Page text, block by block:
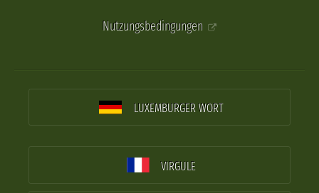
Nutzungsbedingungen
LUXEMBURGER WORT
VIRGULE